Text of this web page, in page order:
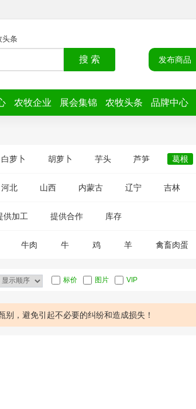
头条
搜 索 发布商品
农牧企业 展会集锦 农牧头条 品牌中心
白萝卜 胡萝卜 芋头 芦笋 葛根
河北 山西 内蒙古 辽宁 吉林
供加工 提供合作 库存
牛肉 牛 鸡 羊 禽畜肉蛋
标价 图片 VIP
，避免引起不必要的纠纷和造成损失！